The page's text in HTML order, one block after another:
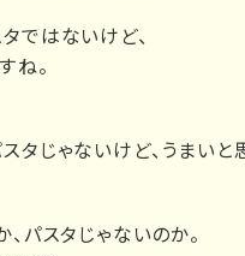
ではないけど、
ね。
タじゃないけど、うまいと
、パスタじゃないのか。